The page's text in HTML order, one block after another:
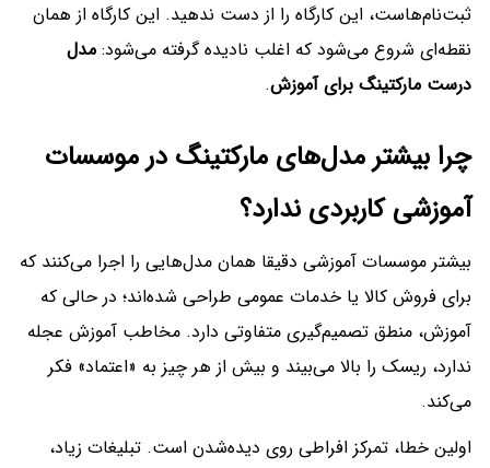
ثبت‌نام‌هاست، این کارگاه را از دست ندهید. این کارگاه از همان
نقطه‌ای شروع می‌شود که اغلب نادیده گرفته می‌شود: مدل
درست مارکتینگ برای آموزش.
چرا بیشتر مدل‌های مارکتینگ در موسسات
آموزشی کاربردی ندارد؟
بیشتر موسسات آموزشی دقیقا همان مدل‌هایی را اجرا می‌کنند که
برای فروش کالا یا خدمات عمومی طراحی شده‌اند؛ در حالی که
آموزش، منطق تصمیم‌گیری متفاوتی دارد. مخاطب آموزش عجله
ندارد، ریسک را بالا می‌بیند و بیش از هر چیز به «اعتماد» فکر
می‌کند.
اولین خطا، تمرکز افراطی روی دیده‌شدن است. تبلیغات زیاد،